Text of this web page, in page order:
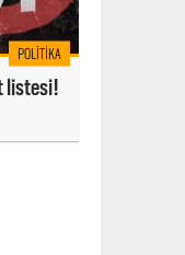
POLITIKA
listesi!